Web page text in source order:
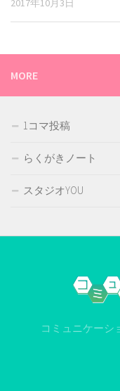
MORE
1コマ投稿
らくがきノート
スタジオYOU
コミュニケーシ